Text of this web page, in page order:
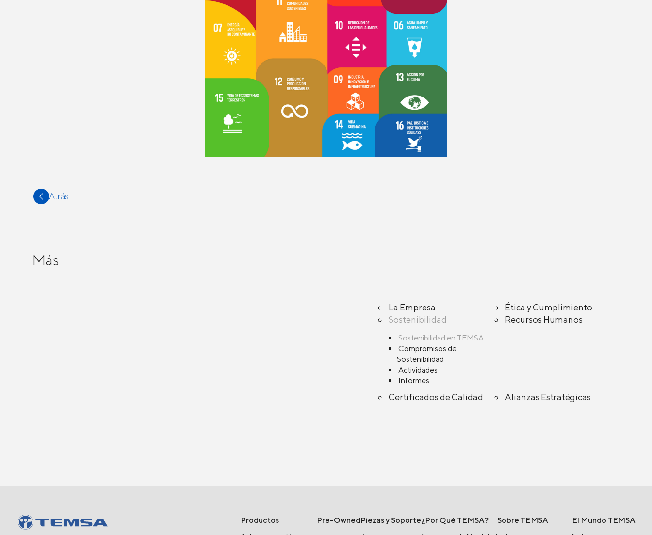
Atrás
Más
La Empresa
Ética y Cumplimiento
Sostenibilidad
Sostenibilidad en TEMSA
Compromisos de
Sostenibilidad
Actividades
Informes
Recursos Humanos
Certificados de Calidad Alianzas Estratégicas
Productos Pre-OwnedPiezas y Soporte¿Por Qué TEMSA? Sobre TEMSA El Mundo TEMSA